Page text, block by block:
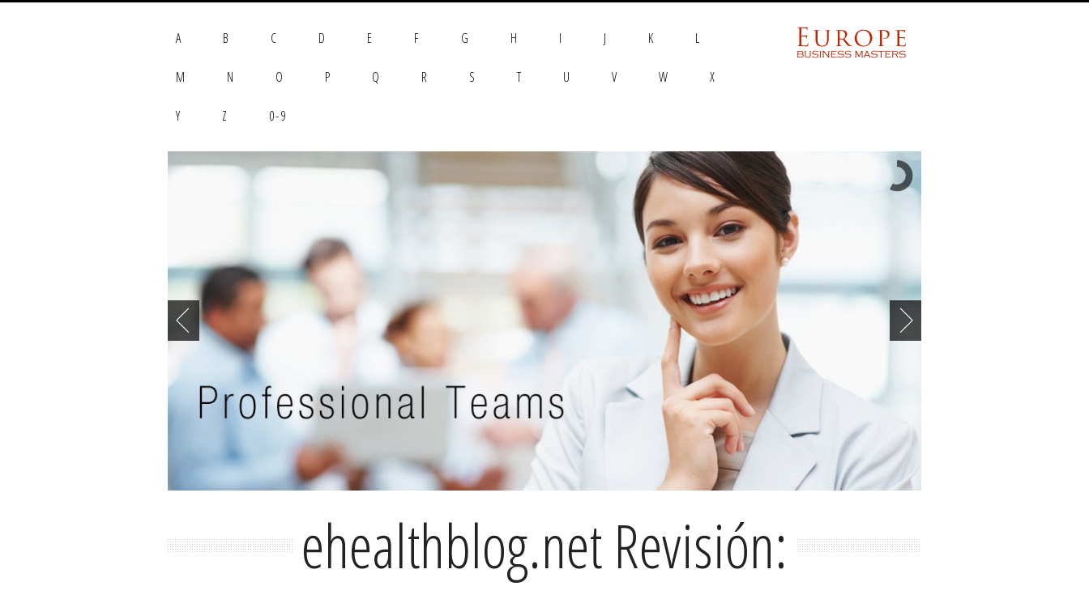
A B C D E F G H I J K L
M N O P Q R S T U V W X
Y Z 0-9
ehealthblog.net Revisión: